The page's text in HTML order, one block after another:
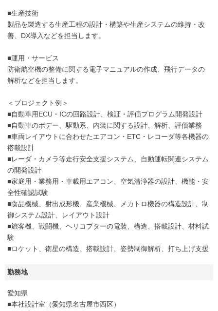
■生産技術
製品を製造する生産工程の設計・構築や生産システムの維持・改
善、DX導入などを担当します。
■運用・サービス
防衛航空機の整備に関する電子マニュアルの作成、飛行データの
解析などを担当します。
＜プロジェクト例＞
■自動車用ECU・ICの回路設計、検証・評価プログラム開発設計
■自動車のボデー、駆動系、内装に関する設計、解析、評価業務
■車両レイアウトに合わせたエアコン・ETC・レコーダ等各機器の
搭載設計
■レーダ・カメラ等走行安全支援システム、自動運転関連システム
の開発設計
■家庭用・業務用・車載用エアコン、空気清浄器の設計、機能・安
全性確認試験
■食品機械、射出成形機、産業機械、メカトロ機器の構造設計、制
御システム設計、レイアウト設計
■旅客機、戦闘機、ヘリコプターの電装、構造、搭載設計、材料試
験
■ロケット、衛星の構造、搭載設計、姿勢制御解析、打ち上げ支援
勤務地
愛知県
■本社設計室（愛知県名古屋市西区）